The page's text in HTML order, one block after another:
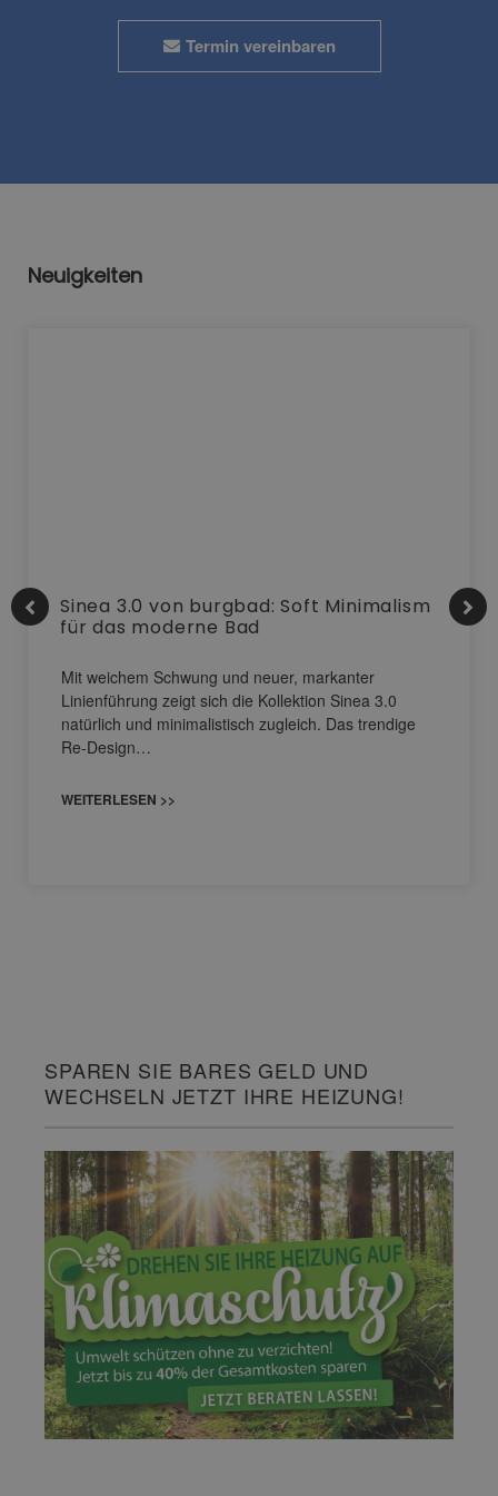
Termin vereinbaren
Neuigkeiten
Sinea 3.0 von burgbad: Soft Minimalism
für das moderne Bad
Mit weichem Schwung und neuer, markanter
Linienführung zeigt sich die Kollektion Sinea 3.0
natürlich und minimalistisch zugleich. Das trendige
Re-Design…
WEITERLESEN >>
SPAREN SIE BARES GELD UND
WECHSELN JETZT IHRE HEIZUNG!